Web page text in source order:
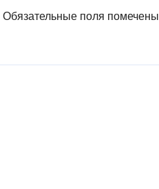
Обязательные поля помечены